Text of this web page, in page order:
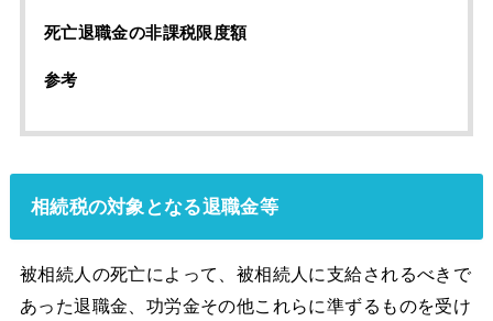
死亡退職金の非課税限度額
参考
相続税の対象となる退職金等
被相続人の死亡によって、被相続人に支給されるべきで
あった退職金、功労金その他これらに準ずるものを受け